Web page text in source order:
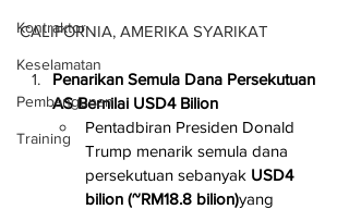
Kontraktor
Keselamatan
Pembangunan
Training
CALIFORNIA, AMERIKA SYARIKAT
Penarikan Semula Dana Persekutuan
AS Bernilai USD4 Bilion
Pentadbiran Presiden Donald
Trump menarik semula dana
persekutuan sebanyak USD4
bilion (~RM18.8 bilion)yang